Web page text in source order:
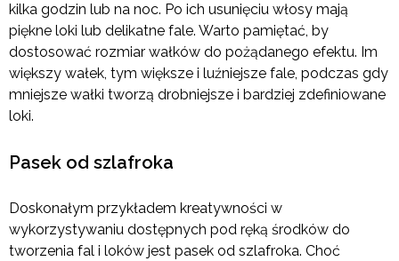
kilka godzin lub na noc. Po ich usunięciu włosy mają
piękne loki lub delikatne fale. Warto pamiętać, by
dostosować rozmiar wałków do pożądanego efektu. Im
większy wałek, tym większe i luźniejsze fale, podczas gdy
mniejsze wałki tworzą drobniejsze i bardziej zdefiniowane
loki.
Pasek od szlafroka
Doskonałym przykładem kreatywności w
wykorzystywaniu dostępnych pod ręką środków do
tworzenia fal i loków jest pasek od szlafroka. Choć